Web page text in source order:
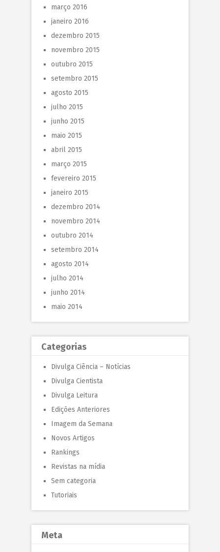
março 2016
janeiro 2016
dezembro 2015
novembro 2015
outubro 2015
setembro 2015
agosto 2015
julho 2015
junho 2015
maio 2015
abril 2015
março 2015
fevereiro 2015
janeiro 2015
dezembro 2014
novembro 2014
outubro 2014
setembro 2014
agosto 2014
julho 2014
junho 2014
maio 2014
Categorias
Divulga Ciência – Notícias
Divulga Cientista
Divulga Leitura
Edições Anteriores
Imagem da Semana
Novos Artigos
Rankings
Revistas na mídia
Sem categoria
Tutoriais
Meta